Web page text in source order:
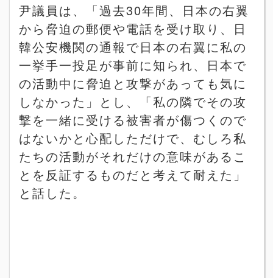
尹議員は、「過去30年間、日本の右翼
から脅迫の郵便や電話を受け取り、日
韓公安機関の通報で日本の右翼に私の
一挙手一投足が事前に知られ、日本で
の活動中に脅迫と攻撃があっても気に
しなかった」とし、「私の隣でその攻
撃を一緒に受ける被害者が傷つくので
はないかと心配しただけで、むしろ私
たちの活動がそれだけの意味があるこ
とを反証するものだと考えて耐えた」
と話した。